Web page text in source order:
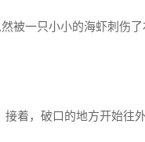
被一只小小的海虾刺伤
着，破口的地方开始往